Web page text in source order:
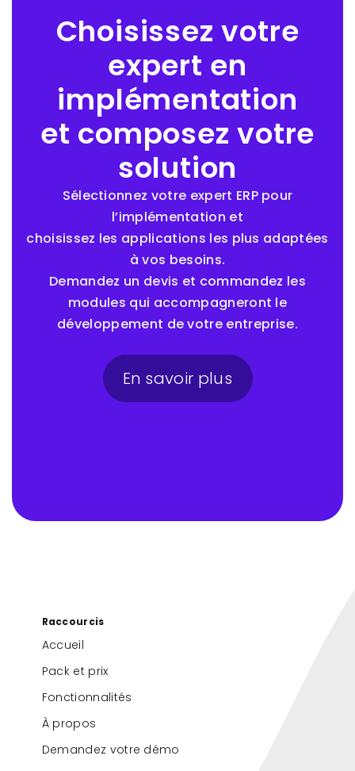
Choisissez votre
expert en
implémentation
et composez votre
solution
Sélectionnez votre expert ERP pour
l’implémentation et
choisissez les applications les plus adaptées
à vos besoins.
Demandez un devis et commandez les
modules qui accompagneront le
développement de votre entreprise.
En savoir plus
Raccourcis
Accueil
Pack et prix
Fonctionnalités
À propos
Demandez votre démo